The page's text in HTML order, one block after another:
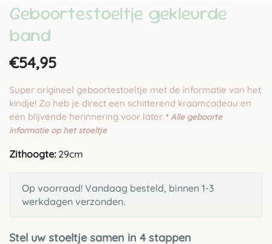
Geboortestoeltje gekleurde
band
€54,95
Super origineel geboortestoeltje met de informatie van het
kindje! Zo heb je direct een schitterend kraamcadeau en
een blijvende herinnering voor later. * Alle geboorte
informatie op het stoeltje
Zithoogte: 29cm
Op voorraad! Vandaag besteld, binnen 1-3
werkdagen verzonden.
Stel uw stoeltje samen in 4 stappen